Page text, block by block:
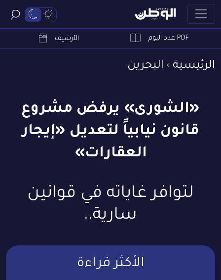
PDF عدد اليوم الأرشيف
الرئيسية البحرين
«الشورى» يرفض مشروع
قانون نيابياً لتعديل «إيجار
العقارات»
لتوافر غاياته في قوانين
سارية..
الأكثر قراءة